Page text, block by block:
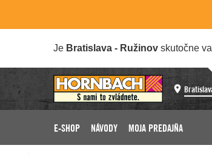
Je Bratislava - Ružinov skutočne
E-SHOP NÁVODY MOJA PREDAJŇA